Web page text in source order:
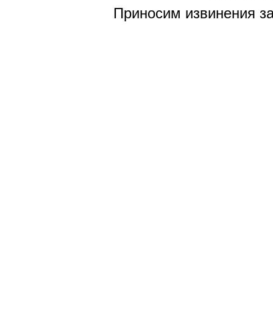
Приносим извинения